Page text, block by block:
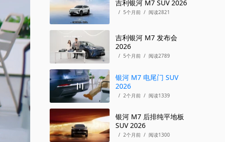
吉利银河 M7 SUV 2026
/ 5个月前 / 阅读2821
吉利银河 M7 发布会
2026
/ 5个月前 / 阅读2789
银河 M7 电尾门 SUV
2026
/ 2个月前 / 阅读1339
银河 M7 后排纯平地板
SUV 2026
/ 2个月前 / 阅读1300